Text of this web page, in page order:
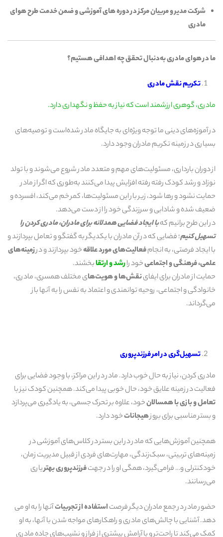
شرکت مدیر و مربیان مرکز در دوره های آموزشی و ضمن خدمت طرح هوای
مادری
ما در هوای مادری بهدنبال تحقق چه اهدافی هستیم؟
تکریم نقش مادری
مادری، گوهری ارزشمند است که نیاز به حفظ و نگهداری دارد.
در آموزه‌های دینی ما توجه ویژه‌ای به جایگاه مادر شده‌است و توصیه‌های
بسیاری در زمینه تکریم مادران وجود دارد.
از دوران بارداری، مسئولیت‌های مهم و متعدد مادر شروع می‌شوند و با تولد
نوزاد و رشد کودک رفته رفته افزایش پیدا می‌کنند به‌طوری که اگر از مادر
حمایت نشود و رها شود، زیر بار این مسئولیت‌ها، کمر خم می‌کند، افسرده و
ضعیف شده و شادابی و سرزندگی خود را از دست می‌دهد.
در این طرح برانیم کهبا ایجاد فضایی همدلانه برای مادران، مادری کردن را
تسهیل کنیم؛ فضایی که در آن مادران با یکدیگر به گفتگو و تعامل بپردازند و
با ایجاد فرصتی، به انجامفعالیت‌های مورد علاقهخود بپردازند و درزمینه‌های
علمی، فرهنگی و اجتماعیخود رارشد و ارتقابخشند.
حمایت از مادران برای ایفاینقش‌ها و هویت‌های مختلف همسری، مادری،
خانوادگی و اجتماعی، روحیه توانمندی و اعتماد به نفس را به آنها باز
می‌گرداند.
تسهیلگری در امر فرزندپروری
مادری کردن، نیاز به حال خوب دارد. مادر در این مراکز، با وجود فضایی برای
فعالیت در زمینه علایق خود، حال خوبی پیدا می‌کند. همچنین کودک نیز با
تعامل و بازی با همسالانخود، علاوه بر تحرک جسمی، به یادگیری می‌پردازد
و بستر مناسبی برای بروزهیجاناتخود دارد.
همچنین آموزش‌هایی که مادر در این بستر در کلاس‌های آموزشی در
زمینه‌های تربیتی، سبک‌زندگی، مهارت‌های فردی از قبیل مدیریت زمان،
خودکنترلی و… فرامی‌گیرد، همگی او را در جهتفرزندپروری بهتریاری
می‌رسانند.
حضور مادر در جمع مادران دیگر فرصتاستفاده از تجربیاتآنها را به او می
دهد. آشنایی با چالش‌های مادری و راهکارهای مواجه شدن با آنها، به او
کمک می‌کند تا راحت‌تر و با آرامش بیشتری از فراز و نشیب‌های جاده مادری